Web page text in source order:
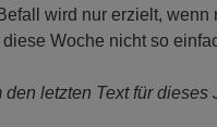
wird nur erzielt,
Woche nicht so
letzten Text für